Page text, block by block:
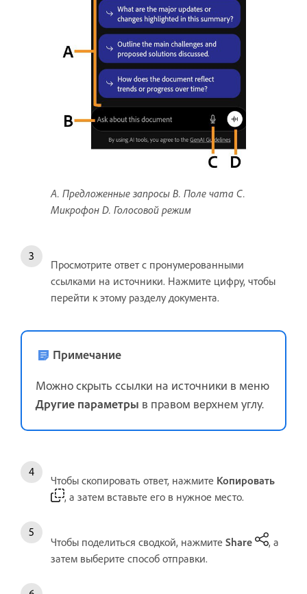
A. Предложенные запросы B. Поле чата C.
Микрофон D. Голосовой режим
Просмотрите ответ с пронумерованными
ссылками на источники. Нажмите цифру, чтобы
перейти к этому разделу документа.
Примечание
Можно скрыть ссылки на источники в меню
Другие параметры в правом верхнем углу.
Чтобы скопировать ответ, нажмите Копировать
, а затем вставьте его в нужное место.
Чтобы поделиться сводкой, нажмите Share
, а
затем выберите способ отправки.